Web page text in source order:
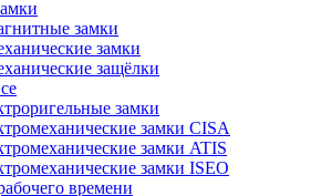
замки
замки
защёлки
замки
замки CISA
замки ATIS
замки ISEO
времени